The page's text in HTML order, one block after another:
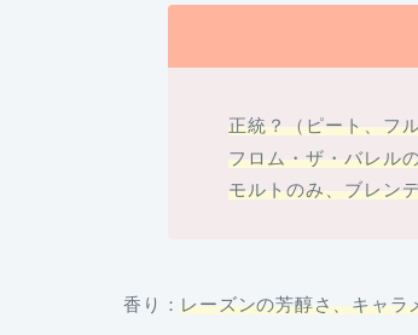
正統？（ピート、フ
フロム・ザ・バレル
モルトのみ、ブレン
香り：レーズンの芳醇さ、キャラ